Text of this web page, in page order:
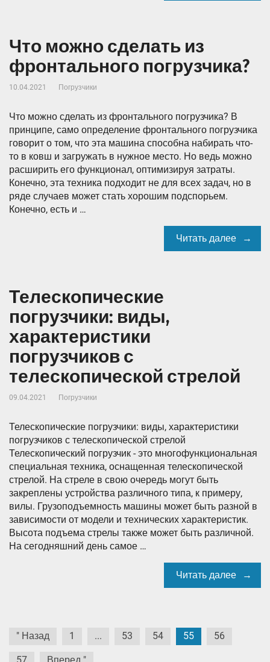
Что можно сделать из
фронтального погрузчика?
10.04.2021 Погрузчики
Что можно сделать из фронтального погрузчика? В
принципе, само определение фронтального погрузчика
говорит о том, что эта машина способна набирать что-
то в ковш и загружать в нужное место. Но ведь можно
расширить его функционал, оптимизируя затраты.
Конечно, эта техника подходит не для всех задач, но в
ряде случаев может стать хорошим подспорьем.
Конечно, есть и …
Читать далее
Телескопические
погрузчики: виды,
характеристики
погрузчиков с
телескопической стрелой
09.04.2021 Погрузчики
Телескопические погрузчики: виды, характеристики
погрузчиков с телескопической стрелой
Телескопический погрузчик - это многофункциональная
специальная техника, оснащенная телескопической
стрелой. На стреле в свою очередь могут быть
закреплены устройства различного типа, к примеру,
вилы. Грузоподъемность машины может быть разной в
зависимости от модели и технических характеристик.
Высота подъема стрелы также может быть различной.
На сегодняшний день самое …
Читать далее
Навигация
по
" Назад 1 ... 53 54 55 56